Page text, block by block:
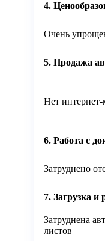
4.
Очень
5. Продажа
Нет интернет-
6. Работа с
Затруднено
7. Загрузка и
Затруднена
листов